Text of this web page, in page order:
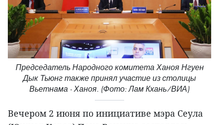
Председатель Народного комитета Ханоя Нгуен
Дык Тьюнг также принял участие из столицы
Вьетнама - Ханоя. (Фото: Лам Кхань/ВИА)
Вечером 2 июня по инициативе мэра Сеула